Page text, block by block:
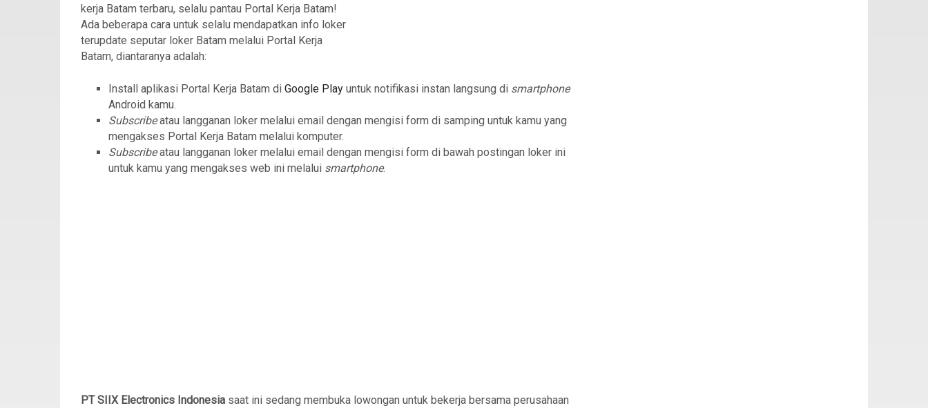
kerja Batam terbaru, selalu pantau Portal Kerja Batam!
Ada beberapa cara untuk selalu mendapatkan info loker
terupdate seputar loker Batam melalui Portal Kerja
Batam, diantaranya adalah:
Install aplikasi Portal Kerja Batam di Google Play untuk notifikasi instan langsung di smartphone
Android kamu.
Subscribeatau langganan loker melalui email dengan mengisi form di samping untuk kamu yang
mengakses Portal Kerja Batam melalui komputer.
Subscribeatau langganan loker melalui email dengan mengisi form di bawah postingan loker ini
untuk kamu yang mengakses web ini melalui smartphone.
PT SIIX Electronics Indonesia saat ini sedang membuka lowongan untuk bekerja bersama perusahaan